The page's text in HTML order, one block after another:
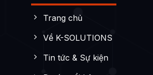
Trang chủ
Về K-SOLUTIONS
Tin tức & Sự kiện